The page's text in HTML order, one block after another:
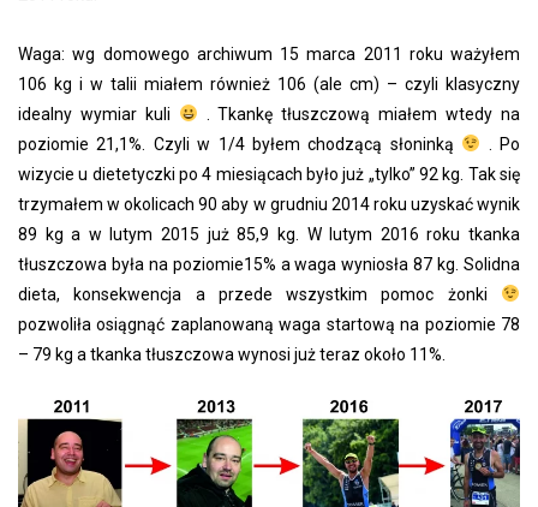
Waga: wg domowego archiwum 15 marca 2011 roku ważyłem
106 kg i w talii miałem również 106 (ale cm) – czyli klasyczny
idealny wymiar kuli
. Tkankę tłuszczową miałem wtedy na
poziomie 21,1%. Czyli w 1/4 byłem chodzącą słoninką
. Po
wizycie u dietetyczki po 4 miesiącach było już „tylko” 92 kg. Tak się
trzymałem w okolicach 90 aby w grudniu 2014 roku uzyskać wynik
89 kg a w lutym 2015 już 85,9 kg. W lutym 2016 roku tkanka
tłuszczowa była na poziomie15% a waga wyniosła 87 kg. Solidna
dieta, konsekwencja a przede wszystkim pomoc żonki
pozwoliła osiągnąć zaplanowaną waga startową na poziomie 78
– 79 kg a tkanka tłuszczowa wynosi już teraz około 11%.